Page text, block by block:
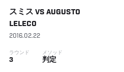
スミス VS AUGUSTO
LELECO
2016.02.22
ラウンド
3
メソッド
判定